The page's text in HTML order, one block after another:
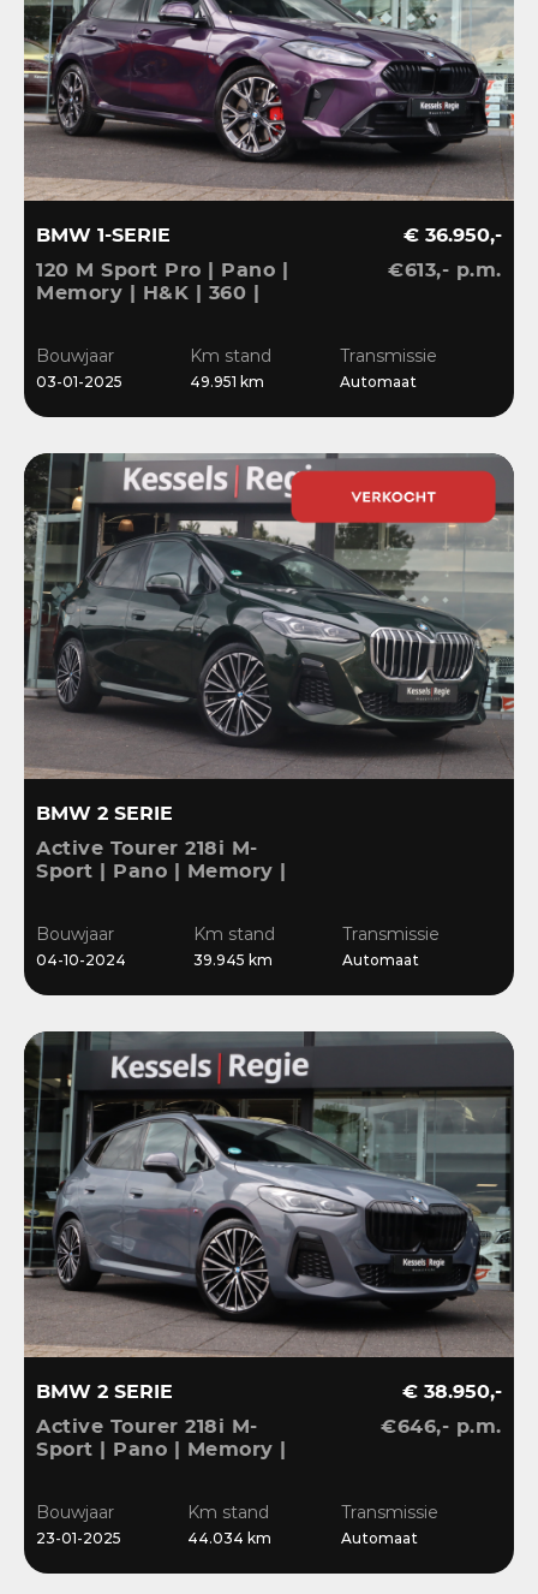
BMW 1-SERIE
120 M Sport Pro | Pano |
Memory | H&K | 360 |
El.klep | 18”
€ 36.950,-
€613,- p.m.
Bouwjaar
03-01-2025
Km stand
49.951 km
Transmissie
Automaat
BMW 2 SERIE
Active Tourer 218i M-
Sport | Pano | Memory |
Massage |
Stuur/Stoelverwarming |
Bouwjaar
04-10-2024
Km stand
39.945 km
Transmissie
Automaat
BMW 2 SERIE
Active Tourer 218i M-
Sport | Pano | Memory |
€ 38.950,-
€646,- p.m.
Bouwjaar
23-01-2025
Km stand
44.034 km
Transmissie
Automaat